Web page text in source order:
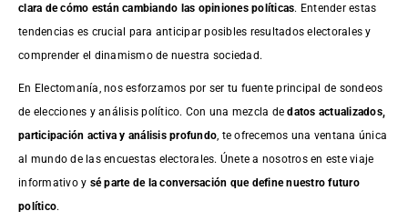
clara de cómo están cambiando las opiniones políticas. Entender estas
tendencias es crucial para anticipar posibles resultados electorales y
comprender el dinamismo de nuestra sociedad.
En Electomanía, nos esforzamos por ser tu fuente principal de sondeos
de elecciones y análisis político. Con una mezcla dedatos actualizados,
participación activa y análisis profundo , te ofrecemos una ventana única
al mundo de las encuestas electorales. Únete a nosotros en este viaje
informativo y sé parte de la conversación que define nuestro futuro
político.